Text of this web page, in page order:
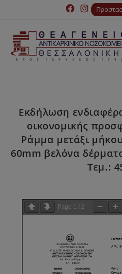
Εκδήλωση
οικονομικής
Ράμμα μετάξι
60mm βελόνα
Τεμ.:
Page 1 / 2